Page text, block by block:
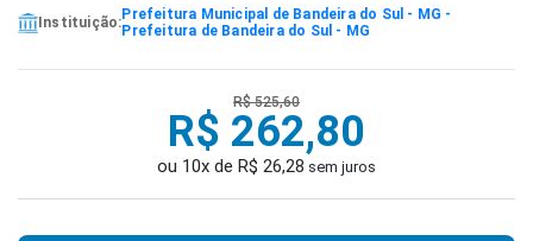
Instituição:Prefeitura Municipal de Bandeira do Sul - MG -
Prefeitura de Bandeira do Sul - MG
R$ 525,60
R$ 262,80
ou 10x de R$ 26,28 sem juros